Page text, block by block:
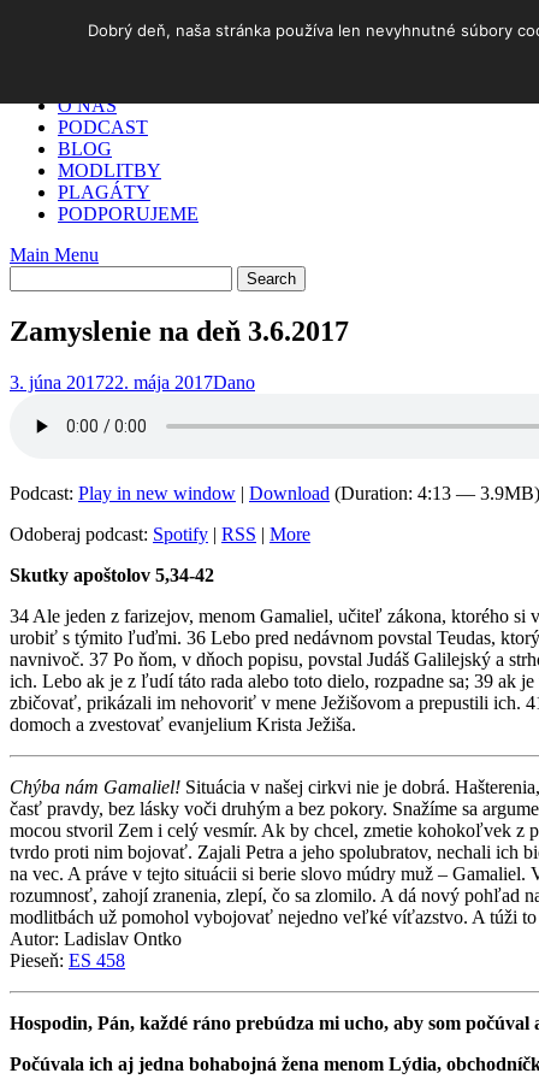
O NÁS
PODCAST
BLOG
MODLITBY
PLAGÁTY
PODPORUJEME
Main Menu
Zamyslenie na deň 3.6.2017
3. júna 201722. mája 2017Dano
Podcast: Play in new window | Download (Duration: 4:13 — 3.9MB)
Odoberaj podcast: Spotify | RSS | More
Skutky apoštolov 5,34-42
34 Ale jeden z farizejov, menom Gamaliel, učiteľ zákona, ktorého
urobiť s týmito ľuďmi. 36 Lebo pred nedávnom povstal Teudas,
navnivoč. 37 Po ňom, v dňoch popisu, povstal Judáš Galilejský a
ich. Lebo ak je z ľudí táto rada alebo toto dielo, rozpadne sa; 39 ak
zbičovať, prikázali im nehovoriť v mene Ježišovom a prepustili ich.
domoch a zvestovať evanjelium Krista Ježiša.
Chýba nám Gamaliel! Situácia v našej cirkvi nie je dobrá.
časť pravdy, bez lásky voči druhým a bez pokory. Snažíme sa
mocou stvoril Zem i celý vesmír. Ak by chcel, zmetie kohokoľvek z
tvrdo proti nim bojovať. Zajali Petra a jeho spolubratov, nechali ich
na vec. A práve v tejto situácii si berie slovo múdry muž –
rozumnosť, zahojí zranenia, zlepí, čo sa zlomilo. A dá nový pohľad
modlitbách už pomohol vybojovať nejedno veľké víťazstvo. A túži
Autor: Ladislav Ontko
Pieseň: ES 458
Hospodin, Pán, každé ráno prebúdza mi ucho, aby som počúval
Počúvala ich aj jedna bohabojná žena menom Lýdia,
Dobrý deň, naša stránka používa len nevyhnutné súbory